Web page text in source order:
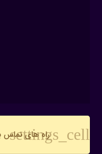
settings_cell
راه های تماس